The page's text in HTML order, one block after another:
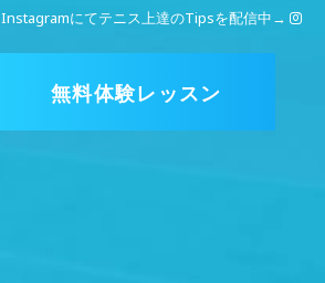
Instagramにてテニス上達のTipsを配信中→
無料体験レッスン